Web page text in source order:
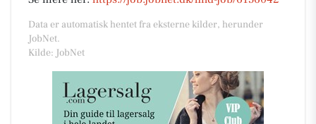
Data er automatisk hentet fra eksterne kilder, herunder
JobNet.
Kilde: JobNet